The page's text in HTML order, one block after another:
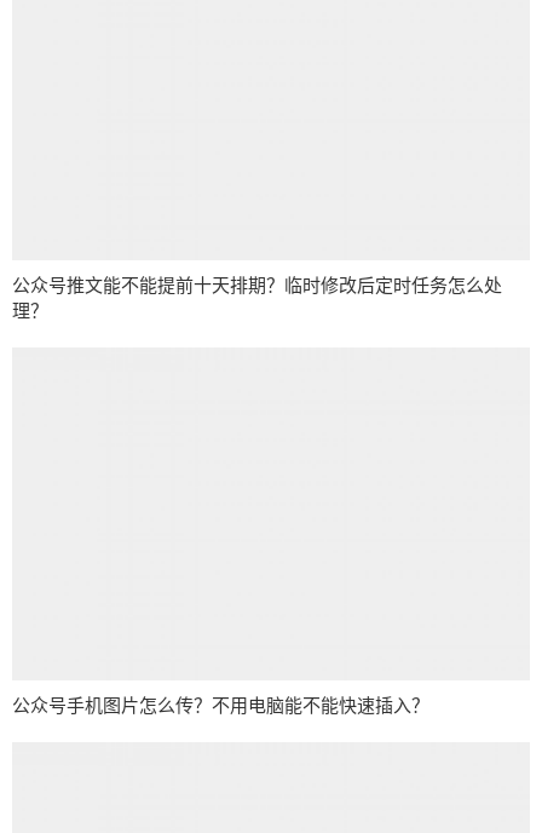
公众号推文能不能提前十天排期？临时修改后定时任务怎么处
理？
公众号手机图片怎么传？不用电脑能不能快速插入？